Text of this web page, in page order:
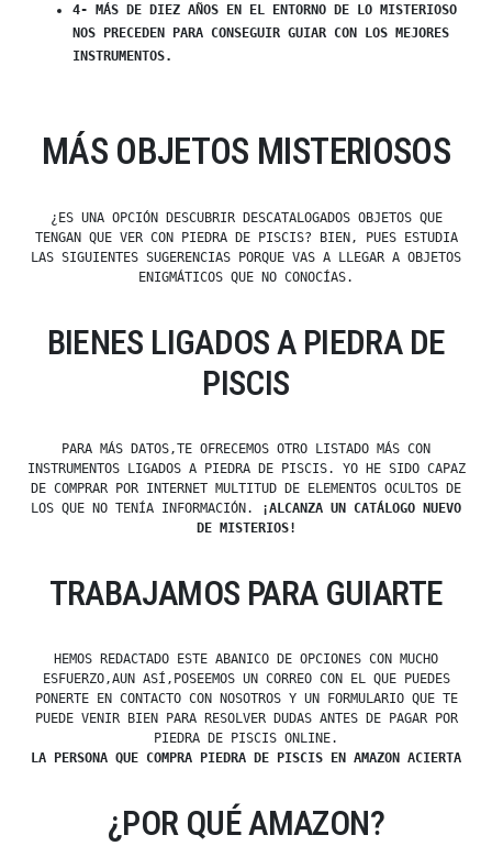
4- MÁS DE DIEZ AÑOS EN EL ENTORNO DE LO MISTERIOSO
NOS PRECEDEN PARA CONSEGUIR GUIAR CON LOS MEJORES
INSTRUMENTOS.
MÁS OBJETOS MISTERIOSOS
¿ES UNA OPCIÓN DESCUBRIR DESCATALOGADOS OBJETOS QUE
TENGAN QUE VER CON PIEDRA DE PISCIS? BIEN, PUES ESTUDIA
LAS SIGUIENTES SUGERENCIAS PORQUE VAS A LLEGAR A OBJETOS
ENIGMÁTICOS QUE NO CONOCÍAS.
BIENES LIGADOS A PIEDRA DE
PISCIS
PARA MÁS DATOS,TE OFRECEMOS OTRO LISTADO MÁS CON
INSTRUMENTOS LIGADOS A PIEDRA DE PISCIS. YO HE SIDO CAPAZ
DE COMPRAR POR INTERNET MULTITUD DE ELEMENTOS OCULTOS DE
LOS QUE NO TENÍA INFORMACIÓN.
¡ALCANZA UN CATÁLOGO NUEVO
DE MISTERIOS!
TRABAJAMOS PARA GUIARTE
HEMOS REDACTADO ESTE ABANICO DE OPCIONES CON MUCHO
ESFUERZO,AUN ASÍ,POSEEMOS UN CORREO CON EL QUE PUEDES
PONERTE EN CONTACTO CON NOSOTROS Y UN FORMULARIO QUE TE
PUEDE VENIR BIEN PARA RESOLVER DUDAS ANTES DE PAGAR POR
PIEDRA DE PISCIS ONLINE.
LA PERSONA QUE COMPRA PIEDRA DE PISCIS EN AMAZON ACIERTA
¿POR QUÉ AMAZON?